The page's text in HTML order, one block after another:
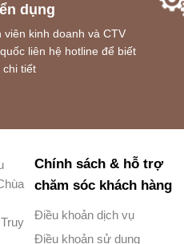
dụng
viên kinh doanh và CTV
liên hệ hotline để biết
chi tiết
Chính sách & hỗ trợ
chăm sóc khách hàng
Điều khoản dịch vụ
Điều khoản sử dụng